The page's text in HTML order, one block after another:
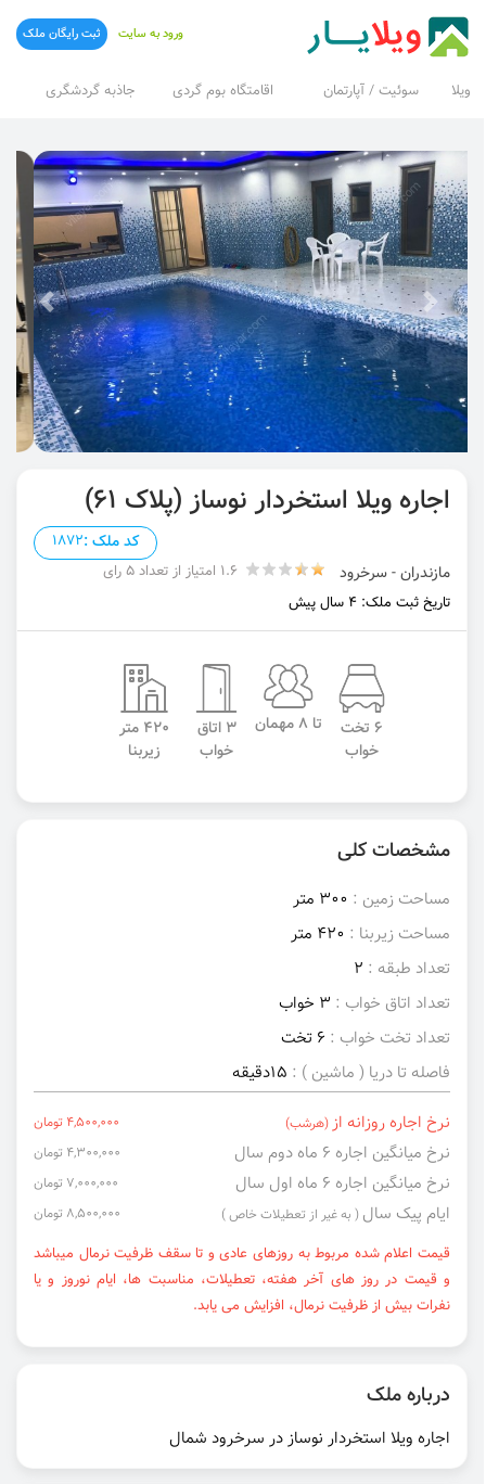
ویلا سوئیت / آپارتمان اقامتگاه بوم گردی جاذبه گردشگری
ورود به سایت ثبت رایگان ملک
اجاره ویلا استخردار نوساز (پلاک ۶۱)
کد ملک :1872
مازندران - سرخرود
1.6 امتیاز از تعداد 5 رای
تاریخ ثبت ملک: 4 سال پیش
6 تخت
خواب
تا 8 مهمان
3 اتاق
خواب
420 متر
زیربنا
مشخصات کلی
مساحت زمین : 300 متر
مساحت زیربنا : 420 متر
تعداد طبقه : 2
تعداد اتاق خواب : 3 خواب
تعداد تخت خواب : 6 تخت
فاصله تا دریا ( ماشین ) : 15دقیقه
نرخ اجاره روزانه از (هرشب) 4,500,000 تومان
نرخ میانگین اجاره ۶ ماه دوم سال 4,300,000 تومان
نرخ میانگین اجاره ۶ ماه اول سال 7,000,000 تومان
ایام پیک سال ( به غیر از تعطیلات خاص ) 8,500,000 تومان
قیمت اعلام شده مربوط به روزهای عادی و تا سقف ظرفیت نرمال میباشد
و قیمت در روز های آخر هفته، تعطیلات، مناسبت ها، ایام نوروز و یا
نفرات بیش از ظرفیت نرمال، افزایش می یابد.
درباره ملک
اجاره ویلا استخردار نوساز در سرخرود شمال